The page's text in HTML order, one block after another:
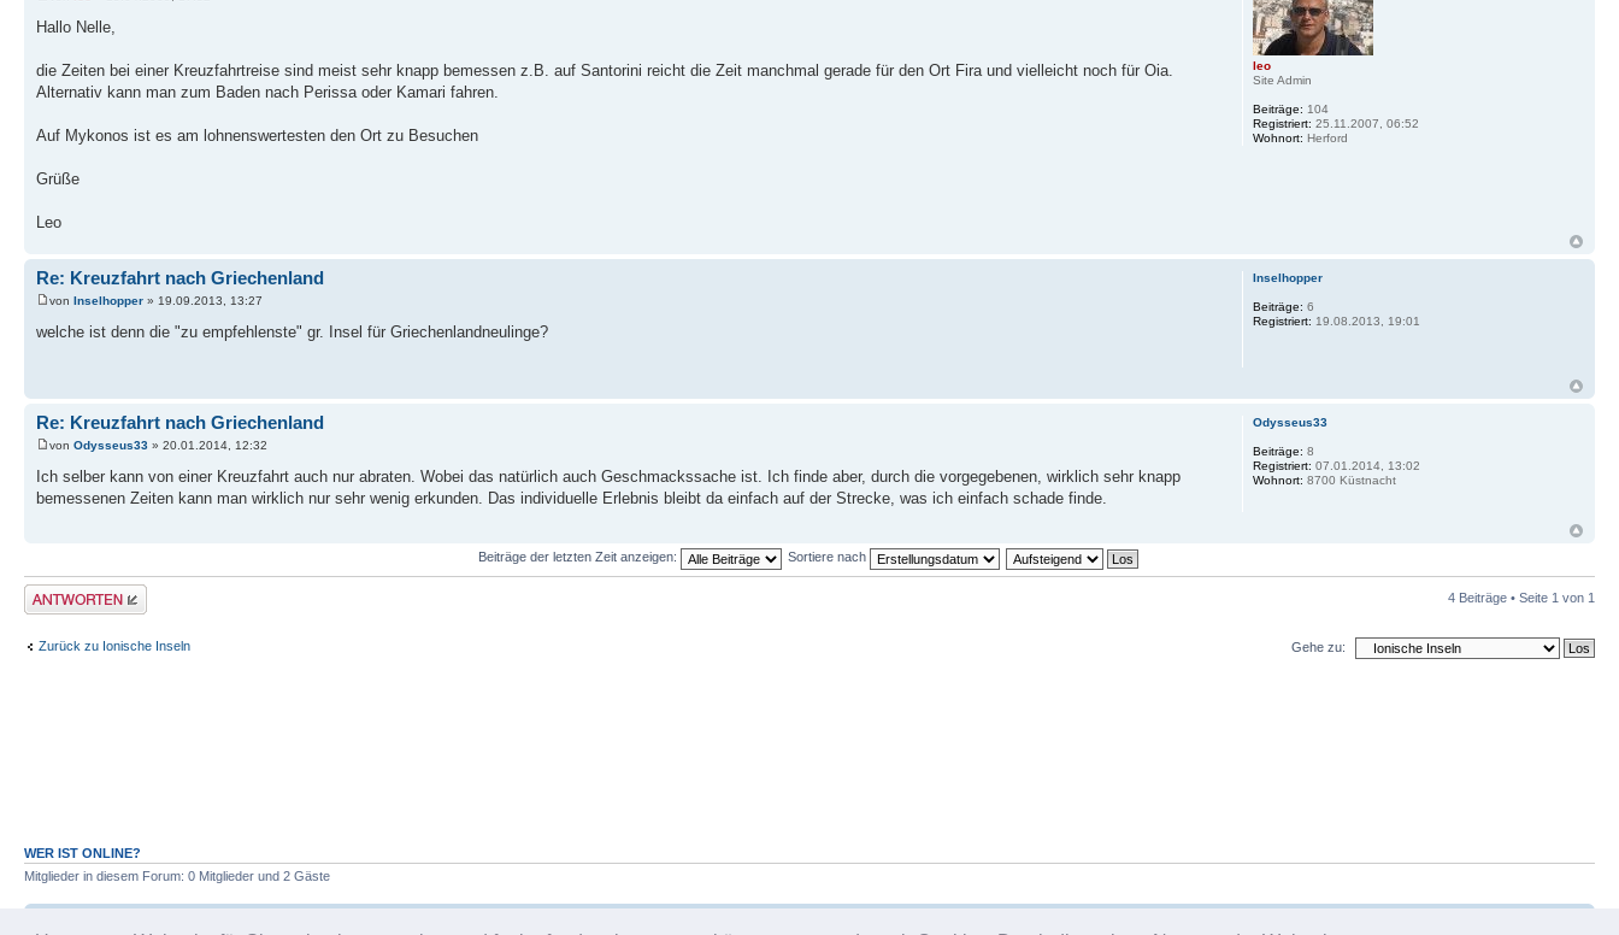
Hallo Nelle,
die Zeiten bei einer Kreuzfahrtreise sind meist sehr knapp bemessen z.B. auf Santorini reicht die Zeit manchmal gerade für den Ort Fira und vielleicht noch für Oia.
Alternativ kann man zum Baden nach Perissa oder Kamari fahren.
Auf Mykonos ist es am lohnenswertesten den Ort zu Besuchen
Grüße
Leo
leo
Site Admin
Beiträge: 104
Registriert: 25.11.2007, 06:52
Wohnort: Herford
Re: Kreuzfahrt nach Griechenland
von Inselhopper » 19.09.2013, 13:27
welche ist denn die "zu empfehlenste" gr. Insel für Griechenlandneulinge?
Inselhopper
Beiträge: 6
Registriert: 19.08.2013, 19:01
Re: Kreuzfahrt nach Griechenland
von Odysseus33 » 20.01.2014, 12:32
Ich selber kann von einer Kreuzfahrt auch nur abraten. Wobei das natürlich auch Geschmackssache ist. Ich finde aber, durch die vorgegebenen, wirklich sehr knapp
bemessenen Zeiten kann man wirklich nur sehr wenig erkunden. Das individuelle Erlebnis bleibt da einfach auf der Strecke, was ich einfach schade finde.
Odysseus33
Beiträge: 8
Registriert: 07.01.2014, 13:02
Wohnort: 8700 Küstnacht
Beiträge der letzten Zeit anzeigen: Sortiere nach
Antwort erstellen 4 Beiträge • Seite 1 von 1
Zurück zu Ionische Inseln Gehe zu:
WER IST ONLINE?
Mitglieder in diesem Forum: 0 Mitglieder und 2 Gäste